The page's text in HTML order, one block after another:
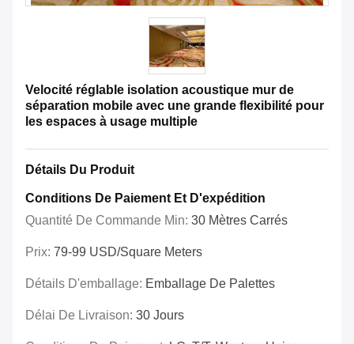
Velocité réglable isolation acoustique mur de
séparation mobile avec une grande flexibilité pour
les espaces à usage multiple
Détails Du Produit
Conditions De Paiement Et D'expédition
Quantité De Commande Min: 30 Mètres Carrés
Prix: 79-99 USD/Square Meters
Détails D'emballage: Emballage De Palettes
Délai De Livraison: 30 Jours